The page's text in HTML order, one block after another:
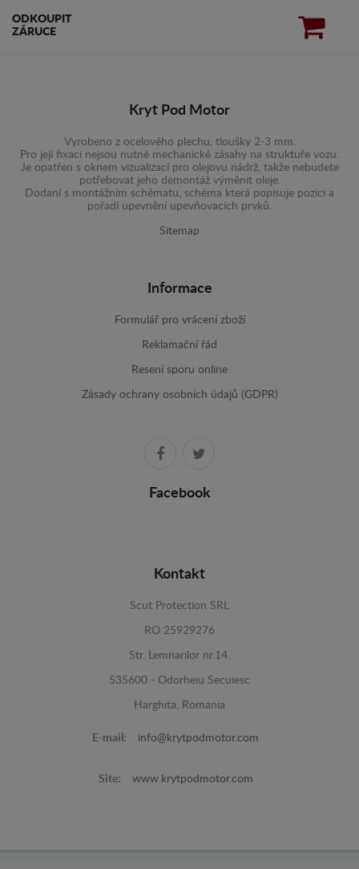
ODKOUPIT
ZÁRUCE
Kryt Pod Motor
Vyrobeno z ocelového plechu, tloušky 2-3 mm.
Pro její fixaci nejsou nutné mechanické zásahy na struktuře vozu.
Je opatřen s oknem vizualizací pro olejovu nádrž, takže nebudete
potřebovat jeho demontáž výměnit oleje.
Dodaní s montážním schématu, schéma která popisuje pozici a
pořadí upevnění upevňovacích prvků.
Sitemap
Informace
Formulář pro vrácení zboží
Reklamační řád
Resení sporu online
Zásady ochrany osobních údajů (GDPR)
Facebook
Kontakt
Scut Protection SRL
RO 25929276
Str. Lemnarilor nr.14.
535600 - Odorheiu Secuiesc
Harghita, Romania
E-mail: info@krytpodmotor.com
Site: www.krytpodmotor.com